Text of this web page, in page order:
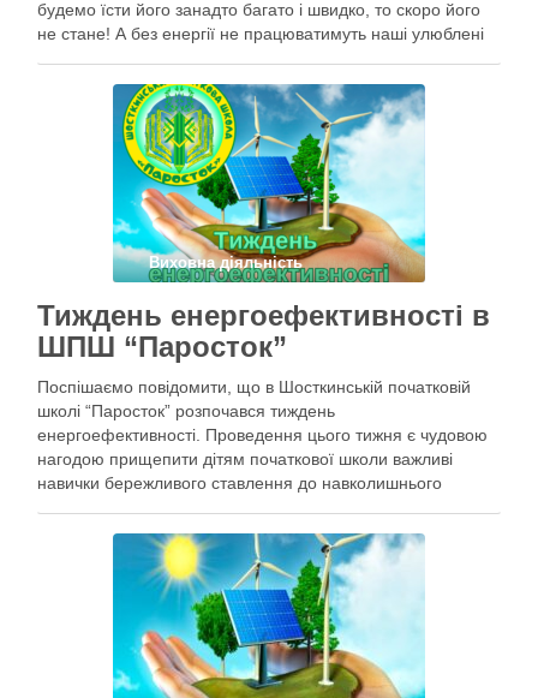
будемо їсти його занадто багато і швидко, то скоро його
не стане! А без енергії не працюватимуть наші улюблені
давайте разом навчимося берегти енергію
Виховна діяльність
Тиждень енергоефективності в
ШПШ “Паросток”
Поспішаємо повідомити, що в Шосткинській початковій
школі “Паросток” розпочався тиждень
енергоефективності. Проведення цього тижня є чудовою
нагодою прищепити дітям початкової школи важливі
навички бережливого ставлення до навколишнього
енергоефективності – це початок довгого шляху до
формування екологічно свідомих громадян!